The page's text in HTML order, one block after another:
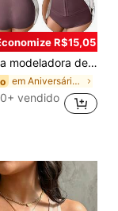
R$15,05
frontal para mulheres plus size, achatamento do abdômen, elevação das nádegas, modelagem da cintura
em Aniversário Corpetes e modeladores plus size
vendido